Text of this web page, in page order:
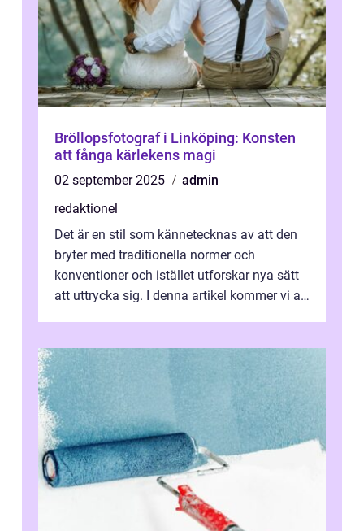
Bröllopsfotograf i Linköping: Konsten
att fånga kärlekens magi
02 september 2025
admin
redaktionel
Det är en stil som kännetecknas av att den
bryter med traditionella normer och
konventioner och istället utforskar nya sätt
att uttrycka sig. I denna artikel kommer vi att